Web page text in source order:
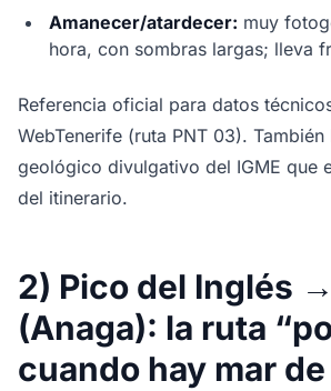
Amanecer/atardecer: muy
hora, con sombras largas; lleva
Referencia oficial para datos
WebTenerife (ruta PNT 03). También
geológico divulgativo del IGME que
del itinerario.
2) Pico del Inglés
(Anaga): la ruta
cuando hay mar